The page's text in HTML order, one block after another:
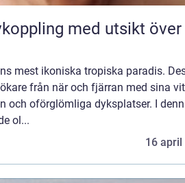
mest ikoniska tropiska paradis.
från när och fjärran med sina
och oförglömliga dyksplatser. I
ol...
16 april